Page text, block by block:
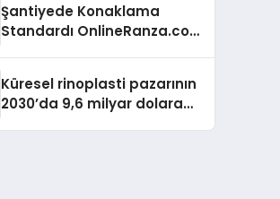
Şantiyede Konaklama
Standardı OnlineRanza.com
Küresel rinoplasti pazarının
2030’da 9,6 milyar dolara